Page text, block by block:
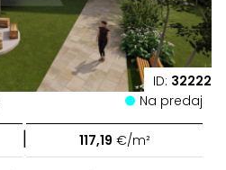
ID: 32222
Na predaj
| 117,19 €/m²